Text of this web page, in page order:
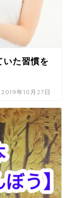
いた習慣を
2019年10月27日